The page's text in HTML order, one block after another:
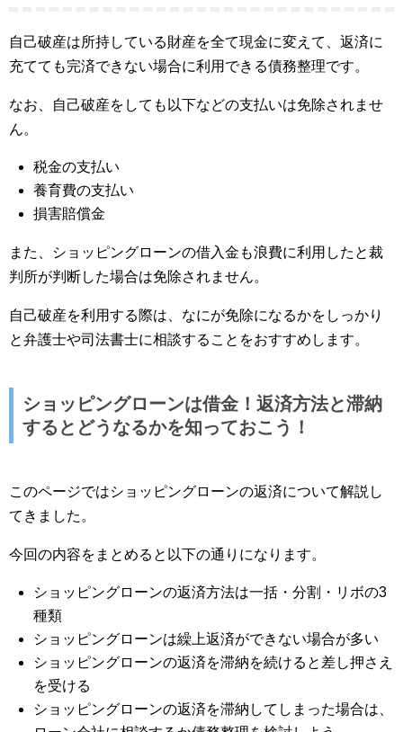
自己破産は所持している財産を全て現金に変えて、返済に
充てても完済できない場合に利用できる債務整理です。
なお、自己破産をしても以下などの支払いは免除されませ
ん。
税金の支払い
養育費の支払い
損害賠償金
また、ショッピングローンの借入金も浪費に利用したと裁
判所が判断した場合は免除されません。
自己破産を利用する際は、なにが免除になるかをしっかり
と弁護士や司法書士に相談することをおすすめします。
ショッピングローンは借金！返済方法と滞納
するとどうなるかを知っておこう！
このページではショッピングローンの返済について解説し
てきました。
今回の内容をまとめると以下の通りになります。
ショッピングローンの返済方法は一括・分割・リボの3
種類
ショッピングローンは繰上返済ができない場合が多い
ショッピングローンの返済を滞納を続けると差し押さえ
を受ける
ショッピングローンの返済を滞納してしまった場合は、